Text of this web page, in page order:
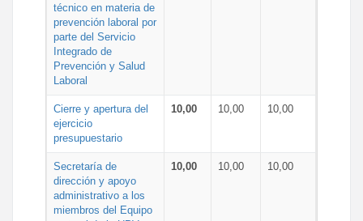
técnico en materia de
prevención laboral por
parte del Servicio
Integrado de
Prevención y Salud
Laboral
Cierre y apertura del
ejercicio
presupuestario
10,00 10,00 10,00
Secretaría de
dirección y apoyo
administrativo a los
miembros del Equipo
10,00 10,00 10,00